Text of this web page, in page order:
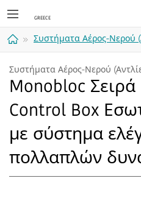
Αρχική
σελίδα
Συστήματα Αέρος-Νερού
Συστήματα Αέρος-Νερού
Monobloc
Control Box
με σύστημα
πολλαπλών